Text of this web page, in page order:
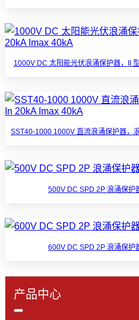
1000V DC 太阳能光伏浪涌保护器，II
SST40-1000 1000V 直流浪涌保护器，
500V DC SPD 2P 浪涌保护
600V DC SPD 2P 浪涌保护
产品中心